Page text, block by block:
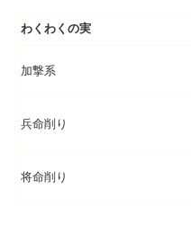
わくわくの実
加撃系
兵命削り
将命削り